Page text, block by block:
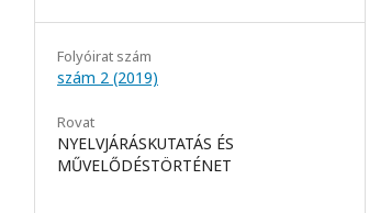
Folyóirat szám
szám 2 (2019)
Rovat
NYELVJÁRÁSKUTATÁS ÉS
MŰVELŐDÉSTÖRTÉNET